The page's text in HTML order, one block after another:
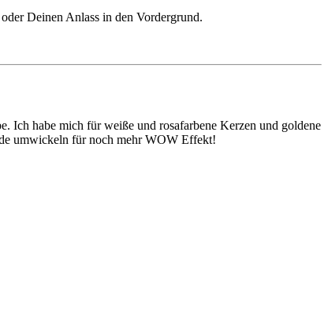
Deinen Anlass in den Vordergrund.
Ich habe mich für weiße und rosafarbene Kerzen und goldene
umwickeln für noch mehr WOW Effekt!